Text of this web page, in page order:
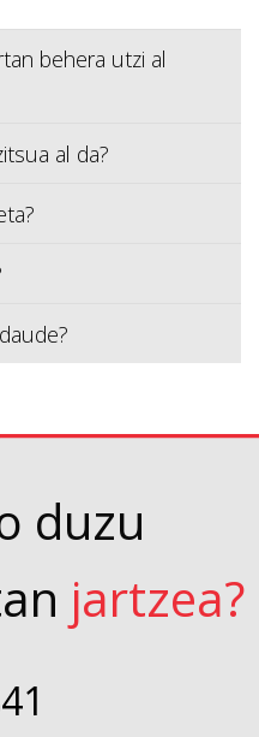
behera utzi al
al da?
duzu
jartzea?